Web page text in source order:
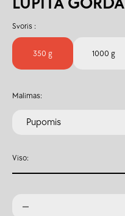
Svoris :
350 g 1000 g
Malimas:
Pupomis
Viso: